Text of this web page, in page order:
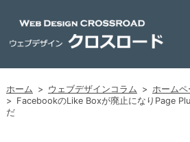
ホーム > ウェブデザインコラム > ホームペ
> FacebookのLike Boxが廃止になりPage
だ